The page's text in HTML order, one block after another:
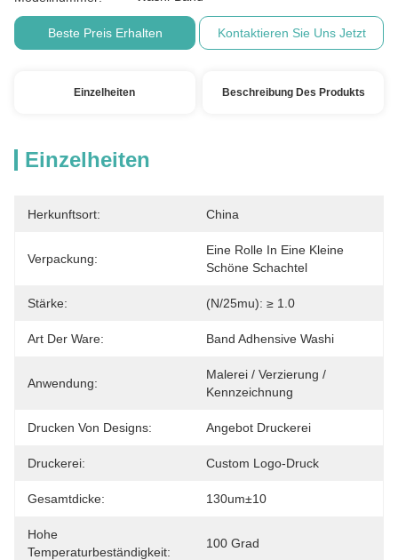
Beste Preis Erhalten Kontaktieren Sie Uns Jetzt
Einzelheiten Beschreibung Des Produkts
Einzelheiten
Herkunftsort: China
Verpackung:
Eine Rolle In Eine Kleine
Schöne Schachtel
Stärke: (n/25mu): ≥ 1.0
Art Der Ware: Band Adhensive Washi
Anwendung:
Malerei / Verzierung /
Kennzeichnung
Drucken Von Designs: Angebot Druckerei
Druckerei: Custom Logo-Druck
Gesamtdicke: 130um±10
Hohe
Temperaturbeständigkeit:
100 Grad